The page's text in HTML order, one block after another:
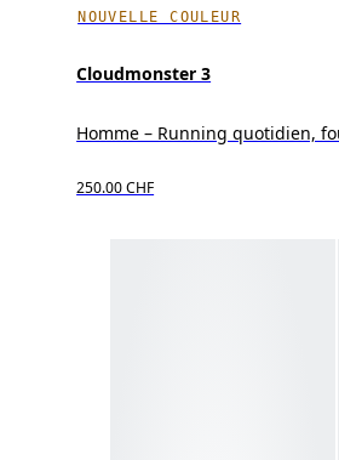
NOUVELLE COULEUR
Cloudmonster 3
Homme – Running quotidien,
250.00 CHF